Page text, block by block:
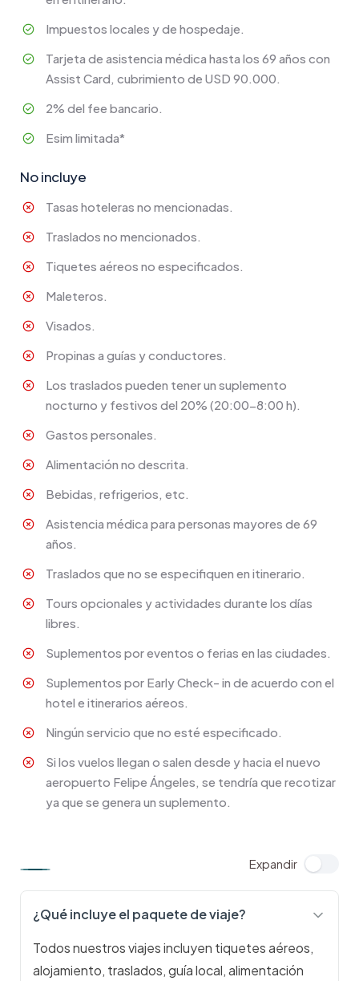
Impuestos locales y de hospedaje.
Tarjeta de asistencia médica hasta los 69 años con
Assist Card, cubrimiento de USD 90.000.
2% del fee bancario.
Esim limitada*
No incluye
Tasas hoteleras no mencionadas.
Traslados no mencionados.
Tiquetes aéreos no especificados.
Maleteros.
Visados.
Propinas a guías y conductores.
Los traslados pueden tener un suplemento
nocturno y festivos del 20% (20:00-8:00 h).
Gastos personales.
Alimentación no descrita.
Bebidas, refrigerios, etc.
Asistencia médica para personas mayores de 69
años.
Traslados que no se especifiquen en itinerario.
Tours opcionales y actividades durante los días
libres.
Suplementos por eventos o ferias en las ciudades.
Suplementos por Early Check- in de acuerdo con el
hotel e itinerarios aéreos.
Ningún servicio que no esté especificado.
Si los vuelos llegan o salen desde y hacia el nuevo
aeropuerto Felipe Ángeles, se tendría que recotizar
ya que se genera un suplemento.
¿Qué incluye el paquete de viaje?
Todos nuestros viajes incluyen tiquetes aéreos,
alojamiento, traslados, guía local, alimentación